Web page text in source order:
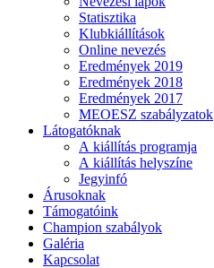
Statisztika
Klubkiállítások
Online nevezés
Eredmények 2019
Eredmények 2018
Eredmények 2017
MEOESZ szabályzatok
Látogatóknak
A kiállítás programja
A kiállítás helyszíne
Jegyinfó
Árusoknak
Támogatóink
Champion szabályok
Galéria
Kapcsolat